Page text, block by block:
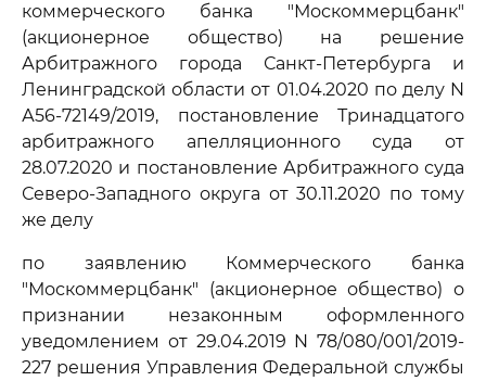
коммерческого банка "Москоммерцбанк"
(акционерное общество) на решение
Арбитражного города Санкт-Петербурга и
Ленинградской области от 01.04.2020 по делу N
А56-72149/2019, постановление Тринадцатого
арбитражного апелляционного суда от
28.07.2020 и постановление Арбитражного суда
Северо-Западного округа от 30.11.2020 по тому
же делу
по заявлению Коммерческого банка
"Москоммерцбанк" (акционерное общество) о
признании незаконным оформленного
уведомлением от 29.04.2019 N 78/080/001/2019-
227 решения Управления Федеральной службы